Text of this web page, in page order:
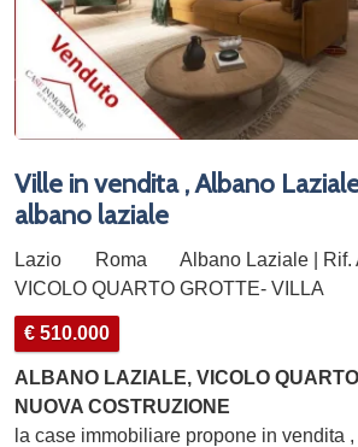
Ville in vendita , Albano
albano laziale
Lazio Roma
Albano Laziale | Rif.
VICOLO QUARTO GROTTE- VILLA
€ 510.000
ALBANO LAZIALE, VICOLO
NUOVA COSTRUZIONE
la case immobiliare propone in vendita